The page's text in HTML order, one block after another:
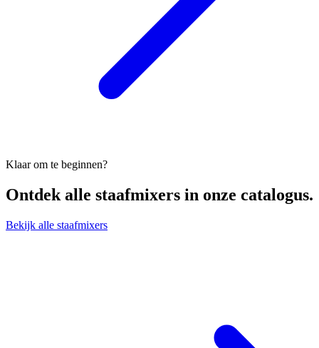
Klaar om te beginnen?
Ontdek alle staafmixers in onze catalogus.
Bekijk alle staafmixers